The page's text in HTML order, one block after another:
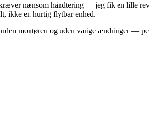
nænsom håndtering — jeg fik en lille
ikke en hurtig flytbar enhed.
montøren og uden varige ændringer —